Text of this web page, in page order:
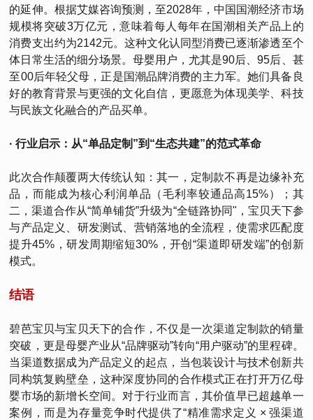
的延伸。根据艾媒咨询预测，至2028年，中国国潮经济市场
规模将突破3万亿元，意味着每人每年在国潮相关产品上的
消费支出约为2142元。这种文化认同型消费已逐渐渗透至个
体日常生活的细分场景。母婴用户，尤其是90后、95后、甚
至00后年轻父母，正是国潮品牌消费的主力军。她们具备良
好的教育背景与更强的文化自信，更愿意为体现美学、科技
与民族文化融合的产品买单。
· 行业启示：从“单品定制”到“生态共建”的范式革命
此次合作颠覆两大传统认知：其一，定制款不再是边缘补充
品，而能成为核心利润单品（毛利率较通品高15%）；其
二，渠道合作从“简单铺货”升级为“全链路协同"，宝贝天下参
与产品定义、研发测试、营销落地的全流程，使需求匹配度
提升45%，研发周期缩短30%，开创“渠道即研发端”的创新
模式。
结语
碧芭宝贝与宝贝天下的合作，不仅是一次渠道定制款的销量
突破，更是母婴产业从“品牌驱动”转向“用户驱动”的里程碑。
当渠道数据成为产品定义的起点，当包装设计与技术创新共
同构筑复购壁垒，这种深度协同的合作模式正在打开万亿母
婴市场的新增长空间。对于行业而言，其价值早已超越单一
案例，而是为存量竞争时代提供了“精准需求定义 × 强渠道